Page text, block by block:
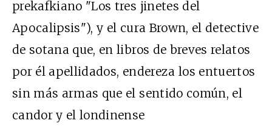
prekafkiano "Los tres jinetes del
Apocalipsis"), y el cura Brown, el detective
de sotana que, en libros de breves relatos
por él apellidados, endereza los entuertos
sin más armas que el sentido común, el
candor y el londinense